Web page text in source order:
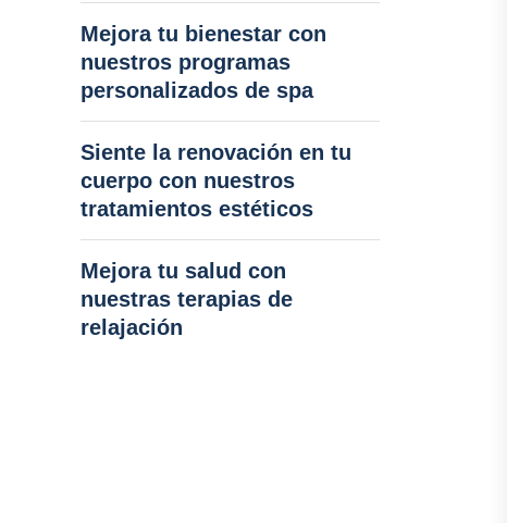
Mejora tu bienestar con
nuestros programas
personalizados de spa
Siente la renovación en tu
cuerpo con nuestros
tratamientos estéticos
Mejora tu salud con
nuestras terapias de
relajación